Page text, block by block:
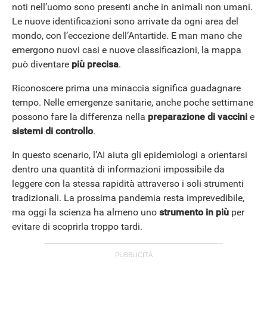
noti nell’uomo sono presenti anche in animali non umani.
Le nuove identificazioni sono arrivate da ogni area del
mondo, con l’eccezione dell’Antartide. E man mano che
emergono nuovi casi e nuove classificazioni, la mappa
può diventare più precisa.
Riconoscere prima una minaccia significa guadagnare
tempo. Nelle emergenze sanitarie, anche poche settimane
possono fare la differenza nella preparazione di vaccini e
sistemi di controllo.
In questo scenario, l’AI aiuta gli epidemiologi a orientarsi
dentro una quantità di informazioni impossibile da
leggere con la stessa rapidità attraverso i soli strumenti
tradizionali. La prossima pandemia resta imprevedibile,
ma oggi la scienza ha almeno uno strumento in più per
evitare di scoprirla troppo tardi.